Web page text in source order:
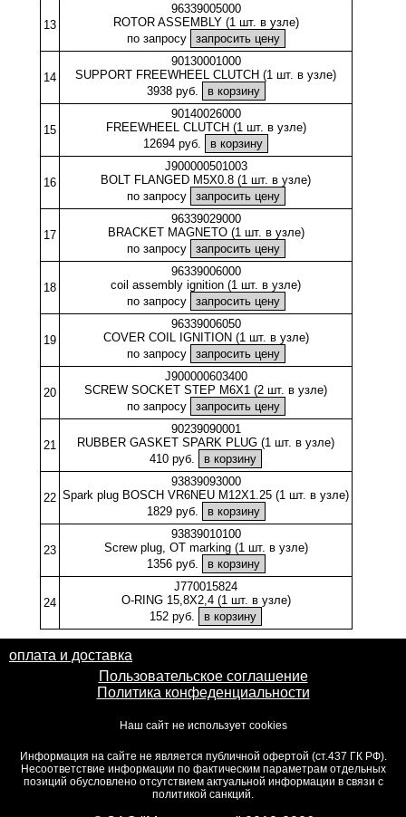
13
96339005000
ROTOR ASSEMBLY (1 шт. в узле)
по запросу
14
90130001000
SUPPORT FREEWHEEL CLUTCH (1 шт. в узле)
3938 руб.
15
90140026000
FREEWHEEL CLUTCH (1 шт. в узле)
12694 руб.
16
J900000501003
BOLT FLANGED M5X0.8 (1 шт. в узле)
по запросу
17
96339029000
BRACKET MAGNETO (1 шт. в узле)
по запросу
18
96339006000
coil assembly ignition (1 шт. в узле)
по запросу
19
96339006050
COVER COIL IGNITION (1 шт. в узле)
по запросу
20
J900000603400
SCREW SOCKET STEP M6X1 (2 шт. в узле)
по запросу
21
90239090001
RUBBER GASKET SPARK PLUG (1 шт. в узле)
410 руб.
22
93839093000
Spark plug BOSCH VR6NEU M12X1.25 (1 шт. в узле)
1829 руб.
23
93839010100
Screw plug, OT marking (1 шт. в узле)
1356 руб.
24
J770015824
O-RING 15,8X2,4 (1 шт. в узле)
152 руб.
оплата и доставка
Пользовательское соглашение
Политика конфеденциальности
Наш сайт не использует cookies
Информация на сайте не является публичной офертой (ст.437 ГК РФ).
Несоответствие информации по фактическим параметрам отдельных
позиций обусловлено отсутствием актуальной информации в связи с
политикой санкций.